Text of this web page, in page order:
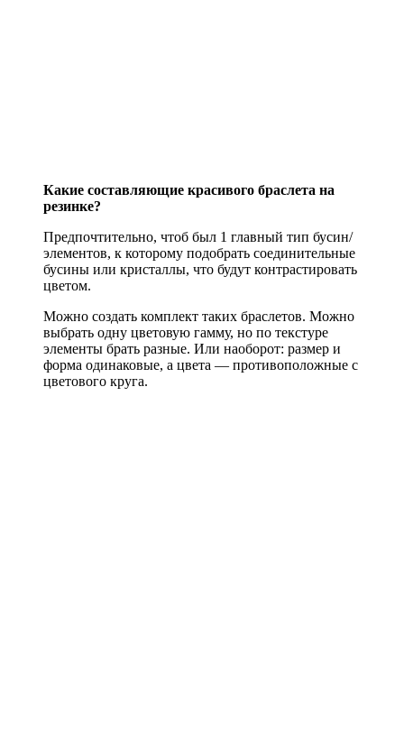
Какие составляющие красивого браслета на
резинке?
Предпочтительно, чтоб был 1 главный тип бусин/
элементов, к которому подобрать соединительные
бусины или кристаллы, что будут контрастировать
цветом.
Можно создать комплект таких браслетов. Можно
выбрать одну цветовую гамму, но по текстуре
элементы брать разные. Или наоборот: размер и
форма одинаковые, а цвета — противоположные с
цветового круга.